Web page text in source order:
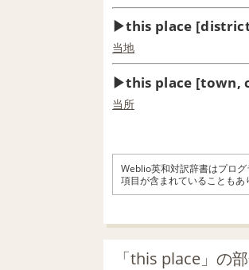
this place
当地
this place [town,
当所
Weblio英和対訳辞書はプロ
項目が含まれていることもあ
「this place」の